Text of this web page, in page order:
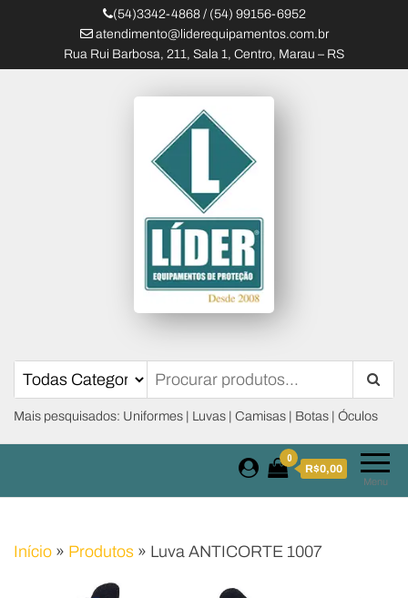
(54)3342-4868 / (54) 99156-6952
atendimento@liderequipamentos.com.br
Rua Rui Barbosa, 211, Sala 1, Centro, Marau – RS
Líder Equipamentos
Mais pesquisados: Uniformes | Luvas | Camisas | Botas | Óculos
Menu
0
R$0,00
Início » Produtos » Luva ANTICORTE 1007